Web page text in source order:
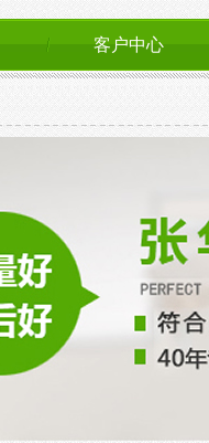
客户中心